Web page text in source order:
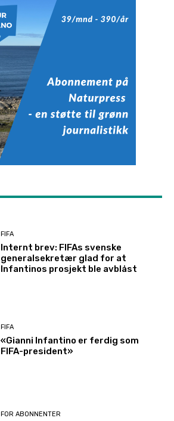
FIFA
Internt brev: FIFAs svenske
generalsekretær glad for at
Infantinos prosjekt ble avblåst
FIFA
«Gianni Infantino er ferdig som
FIFA-president»
FOR ABONNENTER